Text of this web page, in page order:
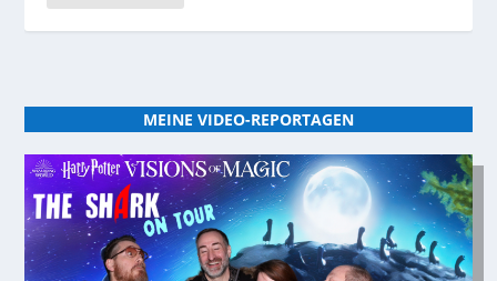
MEINE VIDEO-REPORTAGEN